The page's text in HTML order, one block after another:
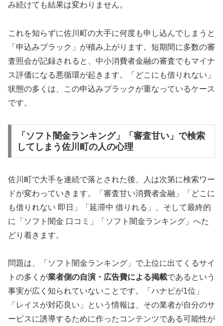
み続けても結果は変わりません。
これを知らずに佐川町の大手に何度も申し込んでしまうと
「申込みブラック」が積み上がります。短期間に多数の審
査照会が記録されると、中小消費者金融の審査でもマイナ
ス評価になる悪循環が起きます。「どこにも借りれない」
状態の多くは、この申込みブラックが重なっているケース
です。
「ソフト闇金ランキング」「審査甘い」で検索
してしまう佐川町の人の心理
佐川町で大手を連続で落とされた後、人は次第に検索ワー
ドが変わっていきます。「審査甘い消費者金融」「どこに
も借りれない 即日」「延滞中 借りれる」、そして最終的
に「ソフト闇金 口コミ」「ソフト闇金ランキング」へた
どり着きます。
問題は、「ソフト闇金ランキング」で上位に出てくるサイ
トの多くが業者側の自演・広告費による掲載であるという
事実が広く知られていないことです。「ハナビが1位」
「レイスが対応良い」という情報は、その業者が自分のサ
ービスに誘導するために作ったコンテンツである可能性が